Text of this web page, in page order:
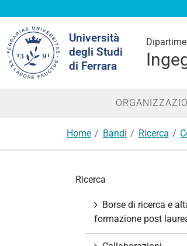
Università
degli Studi
di Ferrara
nel
sito
Home Bandi Ricerca
Ricerca
Borse di ricerca e
formazione post